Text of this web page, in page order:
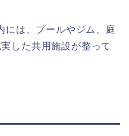
には、プールやジム、庭
した共用施設が整って